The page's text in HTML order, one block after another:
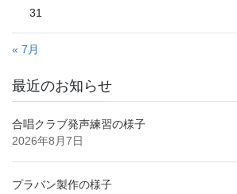
31
« 7月
最近のお知らせ
合唱クラブ発声練習の様子
2026年8月7日
プラバン製作の様子